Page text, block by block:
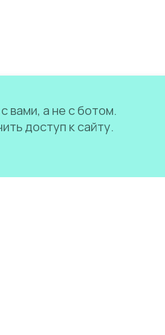
вами, а не с ботом.
доступ к сайту.